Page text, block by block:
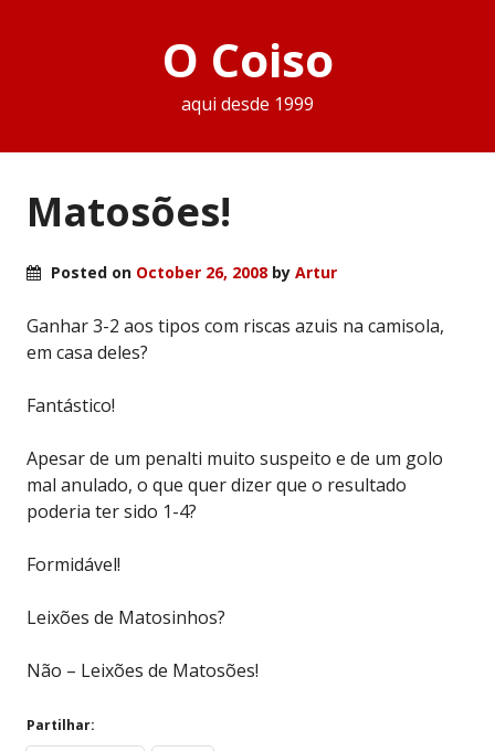
O Coiso
aqui desde 1999
Matosões!
Posted on October 26, 2008 by Artur
Ganhar 3-2 aos tipos com riscas azuis na camisola,
em casa deles?
Fantástico!
Apesar de um penalti muito suspeito e de um golo
mal anulado, o que quer dizer que o resultado
poderia ter sido 1-4?
Formidável!
Leixões de Matosinhos?
Não – Leixões de Matosões!
Partilhar: